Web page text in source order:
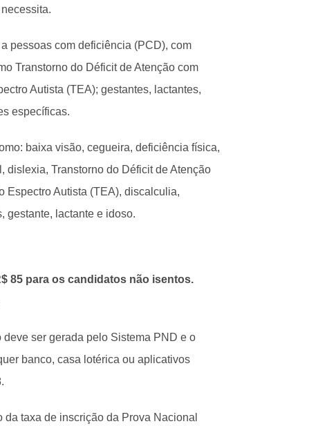
pessoas com deficiência (PCD), com
Transtorno do Déficit de Atenção com
Autista (TEA); gestantes, lactantes,
específicas.
baixa visão, cegueira, deficiência física,
Transtorno do Déficit de Atenção
Espectro Autista (TEA), discalculia,
gestante, lactante e idoso.
85 para os candidatos não isentos.
ser gerada pelo Sistema PND e o
banco, casa lotérica ou aplicativos
taxa de inscrição da Prova Nacional